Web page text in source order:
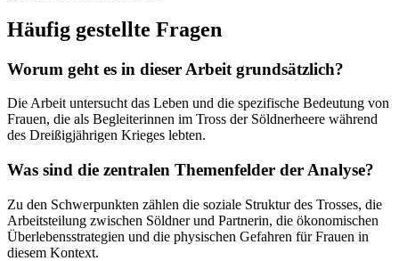
Häufig gestellte Fragen
Worum geht es in dieser Arbeit grundsätzlich?
Die Arbeit untersucht das Leben und die spezifische Bedeutung von
Frauen, die als Begleiterinnen im Tross der Söldnerheere während
des Dreißigjährigen Krieges lebten.
Was sind die zentralen Themenfelder der Analyse?
Zu den Schwerpunkten zählen die soziale Struktur des Trosses, die
Arbeitsteilung zwischen Söldner und Partnerin, die ökonomischen
Überlebensstrategien und die physischen Gefahren für Frauen in
diesem Kontext.